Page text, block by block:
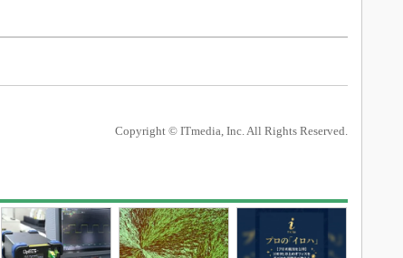
Copyright © ITmedia, Inc. All Rights Reserved.